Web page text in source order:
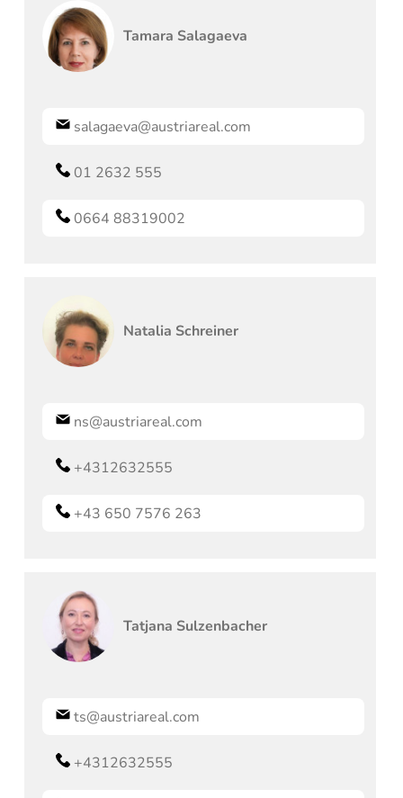
Tamara Salagaeva
salagaeva@austriareal.com
01 2632 555
0664 88319002
Natalia Schreiner
ns@austriareal.com
+4312632555
+43 650 7576 263
Tatjana Sulzenbacher
ts@austriareal.com
+4312632555